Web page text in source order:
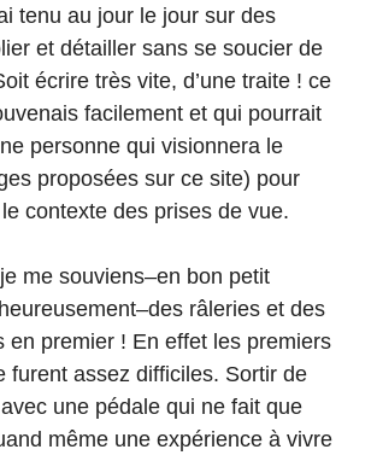
tenu au jour le jour sur des
et détailler sans se soucier de
écrire très vite, d’une traite ! ce
facilement et qui pourrait
personne qui visionnera le
proposées sur ce site) pour
contexte des prises de vue.
me souviens–en bon petit
râleries et des
en premier ! En effet les premiers
furent assez difficiles. Sortir de
une pédale qui ne fait que
même une expérience à vivre